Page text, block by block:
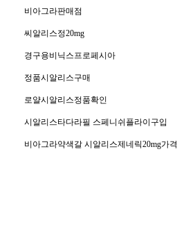
비아그라판매점
씨알리스정20mg
경구용비닉스프로페시아
정품시알리스구매
로얄시알리스정품확인
시알리스타다라필 스페니쉬플라이구입
비아그라약색갈 시알리스제네릭20mg가격